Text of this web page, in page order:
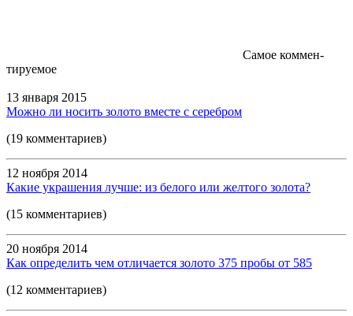
Самое коммен-
тируемое
13 января 2015
Можно ли носить золото вместе с серебром
(19 комментариев)
12 ноября 2014
Какие украшения лучше: из белого или желтого золота?
(15 комментариев)
20 ноября 2014
Как определить чем отличается золото 375 пробы от 585
(12 комментариев)